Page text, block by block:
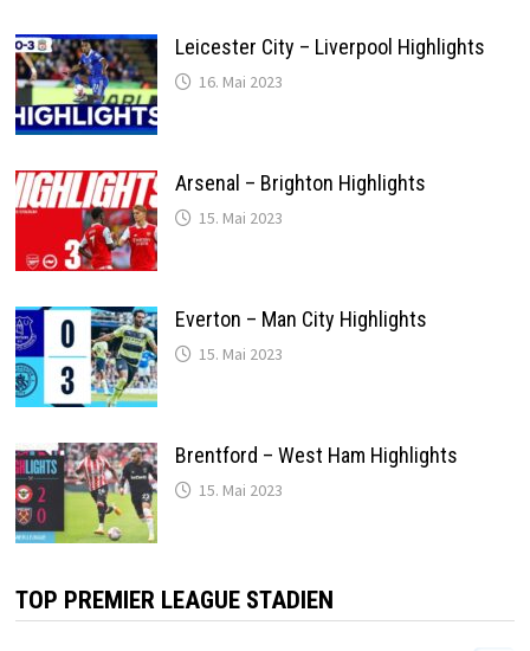
Leicester City – Liverpool Highlights
16. Mai 2023
Arsenal – Brighton Highlights
15. Mai 2023
Everton – Man City Highlights
15. Mai 2023
Brentford – West Ham Highlights
15. Mai 2023
TOP PREMIER LEAGUE STADIEN